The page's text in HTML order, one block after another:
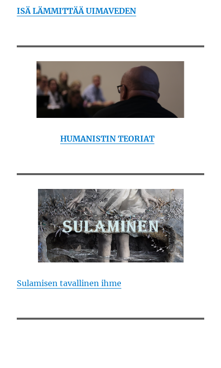
ISÄ LÄMMITTÄÄ UIMAVEDEN
HUMANISTIN TEORIAT
Sulamisen tavallinen ihme